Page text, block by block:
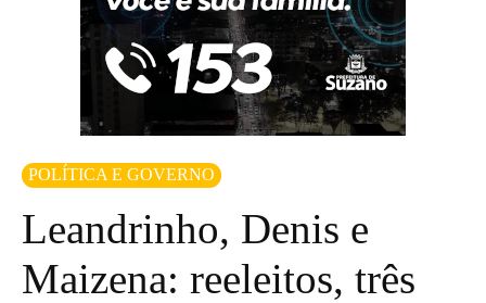
POLÍTICA E GOVERNO
Leandrinho, Denis e
Maizena: reeleitos, três